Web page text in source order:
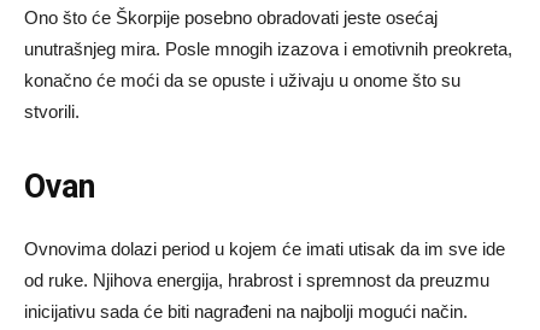
Ono što će Škorpije posebno obradovati jeste osećaj
unutrašnjeg mira. Posle mnogih izazova i emotivnih preokreta,
konačno će moći da se opuste i uživaju u onome što su
stvorili.
Ovan
Ovnovima dolazi period u kojem će imati utisak da im sve ide
od ruke. Njihova energija, hrabrost i spremnost da preuzmu
inicijativu sada će biti nagrađeni na najbolji mogući način.